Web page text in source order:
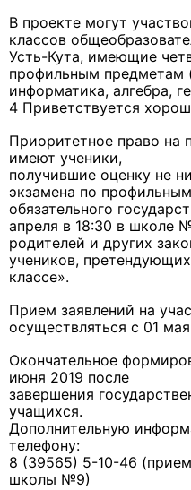
В проекте могут
классов
Усть-Кута, имеющие
профильным предметам
информатика, алгебра,
4 Приветствуется
Приоритетное право на
имеют ученики,
получившие оценку не
экзамена по
обязательного
апреля в 18:30 в школе
родителей и других
учеников,
классе».
Прием заявлений на
осуществляться с 01
Окончательное
июня 2019 после
завершения
учащихся.
Дополнительную
телефону:
8 (39565) 5-10-46
школы №9)